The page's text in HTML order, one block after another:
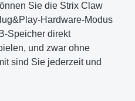
Sie die Strix Claw
Hardware-Modus
Speicher direkt
und zwar ohne
sind Sie jederzeit und